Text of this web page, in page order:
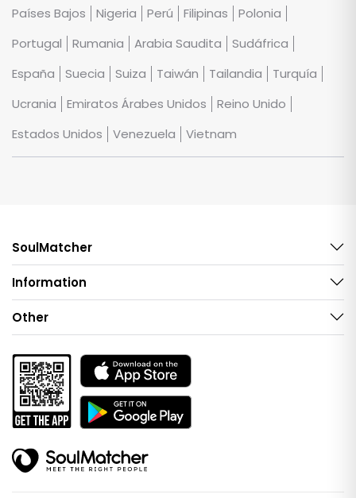
Países Bajos
Nigeria Perú Filipinas
Polonia
Portugal
Rumania Arabia Saudita
Sudáfrica
España
Suecia Suiza Taiwán Tailandia
Turquía
Ucrania
Emiratos Árabes Unidos
Reino Unido
Estados Unidos
Venezuela Vietnam
SoulMatcher
Information
Other